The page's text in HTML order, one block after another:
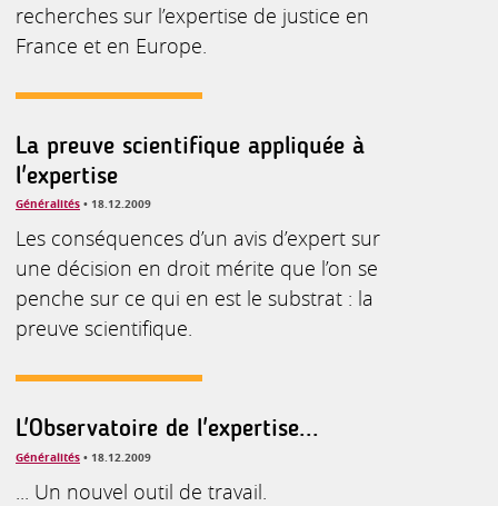
recherches sur l’expertise de justice en
France et en Europe.
La preuve scientifique appliquée à
l'expertise
Généralités • 18.12.2009
Les conséquences d’un avis d’expert sur
une décision en droit mérite que l’on se
penche sur ce qui en est le substrat : la
preuve scientifique.
L'Observatoire de l'expertise...
Généralités • 18.12.2009
... Un nouvel outil de travail.